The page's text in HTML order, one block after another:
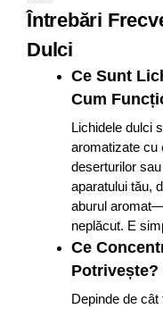
Întrebări
Dulci
Ce Sunt
Cum
Lichidele dulci
aromatizate cu
deserturilor
aparatului tău,
aburul
neplăcut. E
Ce
Potrivește?
Depinde de